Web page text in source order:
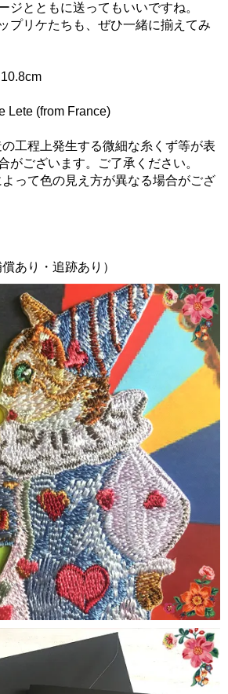
ジとともに送ってもいいですね。
プリケたちも、ぜひ一緒に揃えてみ
Lete (from France)
工程上発生する微細な糸くず等が表
がございます。ご了承ください。
って色の見え方が異なる場合がござ
あり・追跡あり）